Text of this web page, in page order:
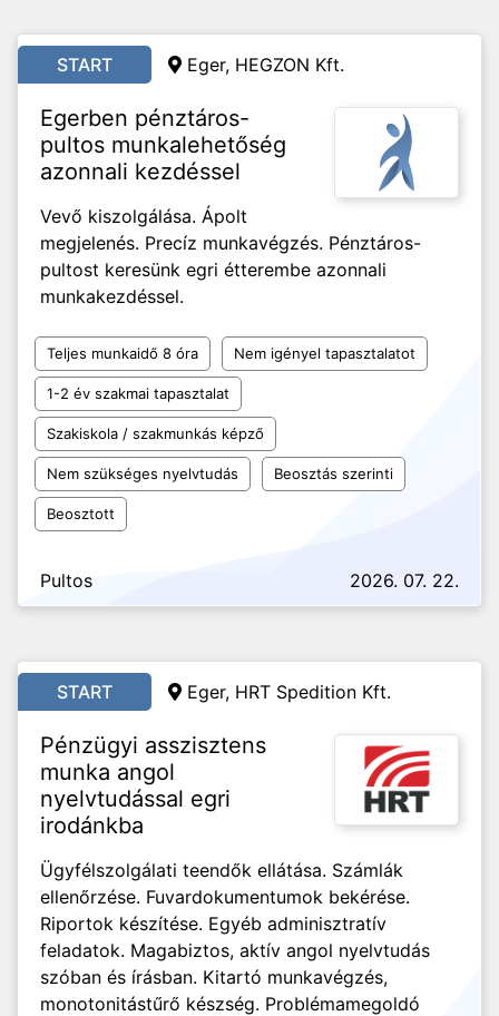
START Eger, HEGZON Kft.
Egerben pénztáros-
pultos munkalehetőség
azonnali kezdéssel
Vevő kiszolgálása. Ápolt
megjelenés. Precíz munkavégzés. Pénztáros-
pultost keresünk egri étterembe azonnali
munkakezdéssel.
Teljes munkaidő 8 óra Nem igényel tapasztalatot
1-2 év szakmai tapasztalat
Szakiskola / szakmunkás képző
Nem szükséges nyelvtudás Beosztás szerinti
Beosztott
Pultos 2026. 07. 22.
START Eger, HRT Spedition Kft.
Pénzügyi asszisztens
munka angol
nyelvtudással egri
irodánkba
Ügyfélszolgálati teendők ellátása. Számlák
ellenőrzése. Fuvardokumentumok bekérése.
Riportok készítése. Egyéb adminisztratív
feladatok. Magabiztos, aktív angol nyelvtudás
szóban és írásban. Kitartó munkavégzés,
monotonitástűrő készség. Problémamegoldó